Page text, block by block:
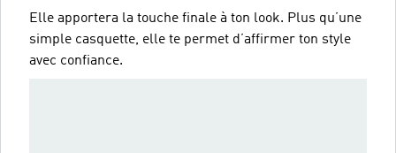
Elle apportera la touche finale à ton look. Plus qu’une
simple casquette, elle te permet d’affirmer ton style
avec confiance.